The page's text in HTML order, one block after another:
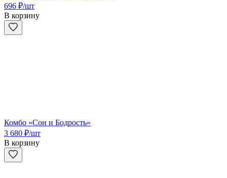
696 ₽/шт
В корзину
Комбо «Сон и Бодрость»
3 680 ₽/шт
В корзину